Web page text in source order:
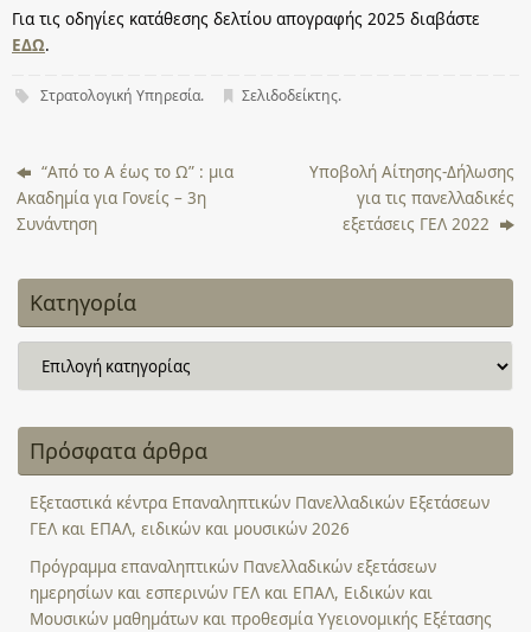
Για τις οδηγίες κατάθεσης δελτίου απογραφής 2025 διαβάστε
ΕΔΩ.
Στρατολογική Υπηρεσία. Σελιδοδείκτης.
“Από το Α έως το Ω” : μια
Ακαδημία για Γονείς – 3η
Συνάντηση
Υποβολή Αίτησης-Δήλωσης
για τις πανελλαδικές
εξετάσεις ΓΕΛ 2022
Κατηγορία
Πρόσφατα άρθρα
Εξεταστικά κέντρα Επαναληπτικών Πανελλαδικών Εξετάσεων
ΓΕΛ και ΕΠΑΛ, ειδικών και μουσικών 2026
Πρόγραμμα επαναληπτικών Πανελλαδικών εξετάσεων
ημερησίων και εσπερινών ΓΕΛ και ΕΠΑΛ, Ειδικών και
Μουσικών μαθημάτων και προθεσμία Υγειονομικής Εξέτασης